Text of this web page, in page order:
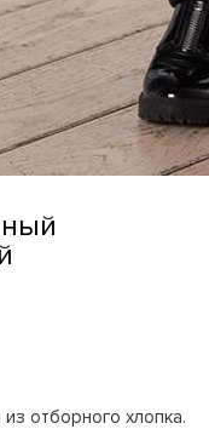
отборного хлопка.